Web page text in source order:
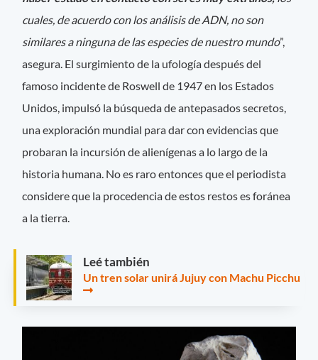
cuales, de acuerdo con los análisis de ADN, no son
similares a ninguna de las especies de nuestro mundo”,
asegura. El surgimiento de la ufología después del
famoso incidente de Roswell de 1947 en los Estados
Unidos, impulsó la búsqueda de antepasados secretos,
una exploración mundial para dar con evidencias que
probaran la incursión de alienígenas a lo largo de la
historia humana. No es raro entonces que el periodista
considere que la procedencia de estos restos es foránea
a la tierra.
Leé también
Un tren solar unirá Jujuy con Machu Picchu